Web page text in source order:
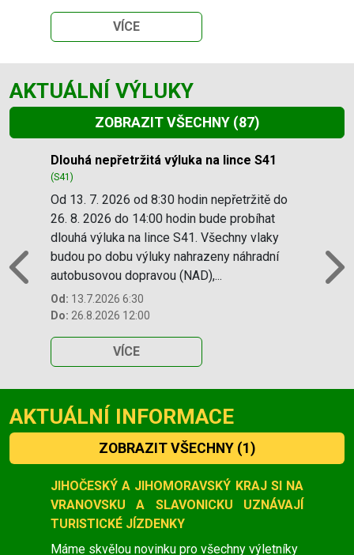
VÍCE
AKTUÁLNÍ VÝLUKY
ZOBRAZIT VŠECHNY (87)
Slide 1 of 87
Dlouhá nepřetržitá výluka na lince S41
(S41)
Od 13. 7. 2026 od 8:30 hodin nepřetržitě do
26. 8. 2026 do 14:00 hodin bude probíhat
dlouhá výluka na lince S41. Všechny vlaky
budou po dobu výluky nahrazeny náhradní
autobusovou dopravou (NAD),...
Od: 13.7.2026 6:30
Do: 26.8.2026 12:00
VÍCE
Previous
AKTUÁLNÍ INFORMACE
ZOBRAZIT VŠECHNY (1)
Slide 1 of 1
JIHOČESKÝ A JIHOMORAVSKÝ KRAJ SI NA
VRANOVSKU A SLAVONICKU UZNÁVAJÍ
TURISTICKÉ JÍZDENKY
Máme skvělou novinku pro všechny výletníky